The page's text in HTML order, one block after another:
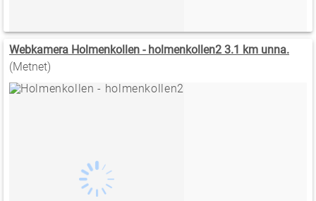
Webkamera Holmenkollen - holmenkollen2 3.1 km unna.
(Metnet)